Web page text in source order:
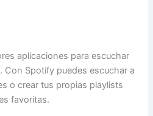
aplicaciones para escuchar
Con Spotify puedes escuchar a
o crear tus propias playlists
favoritas.